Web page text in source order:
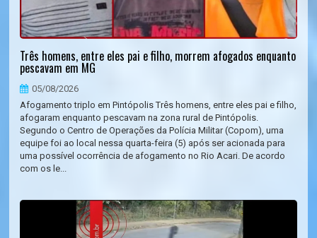
Três homens, entre eles pai e filho, morrem afogados enquanto
pescavam em MG
05/08/2026
Afogamento triplo em Pintópolis Três homens, entre eles pai e filho,
afogaram enquanto pescavam na zona rural de Pintópolis.
Segundo o Centro de Operações da Polícia Militar (Copom), uma
equipe foi ao local nessa quarta-feira (5) após ser acionada para
uma possível ocorrência de afogamento no Rio Acari. De acordo
com os le...